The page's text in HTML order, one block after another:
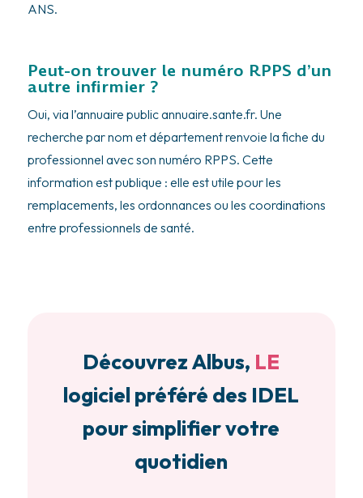
ANS.
Peut-on trouver le numéro RPPS d’un
autre infirmier ?
Oui, via l’annuaire public annuaire.sante.fr. Une
recherche par nom et département renvoie la fiche du
professionnel avec son numéro RPPS. Cette
information est publique : elle est utile pour les
remplacements, les ordonnances ou les coordinations
entre professionnels de santé.
Découvrez Albus, LE
logiciel préféré des IDEL
pour simplifier votre
quotidien